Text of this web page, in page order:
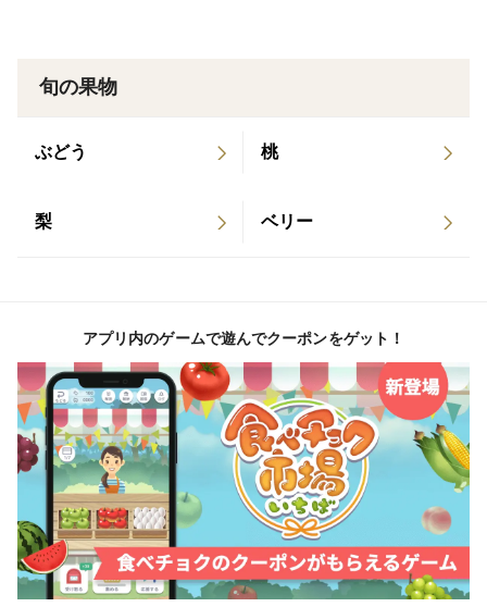
旬の果物
ぶどう 桃
梨 ベリー
アプリ内のゲームで遊んでクーポンをゲット！